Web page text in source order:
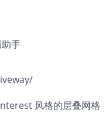
助手
风格的层叠网格